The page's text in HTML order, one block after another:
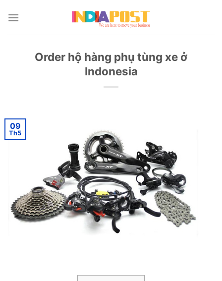
Order hộ hàng phụ tùng xe ở
Indonesia
09
Th5